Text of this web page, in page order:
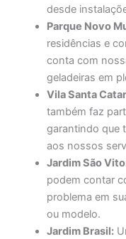
desde
Parque Novo
residências e
conta com
geladeiras em
Vila Santa
também faz
garantindo que
aos nossos
Jardim São
podem contar
problema em
ou modelo.
Jardim Brasil: